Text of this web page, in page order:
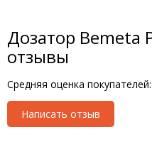
Дозатор Bemeta
отзывы
Средняя оценка покупателей:
Написать отзыв